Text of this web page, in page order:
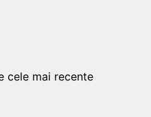
cele mai recente